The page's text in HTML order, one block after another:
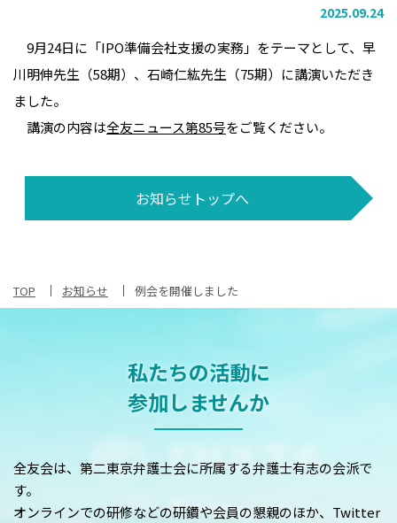
2025.09.24
9月24日に「IPO準備会社支援の実務」をテーマとして、早
川明伸先生（58期）、石崎仁紘先生（75期）に講演いただき
ました。
講演の内容は全友ニュース第85号をご覧ください。
お知らせトップへ
TOP お知らせ 例会を開催しました
私たちの活動に
参加しませんか
全友会は、第二東京弁護士会に所属する弁護士有志の会派で
す。
オンラインでの研修などの研鑽や会員の懇親のほか、Twitter